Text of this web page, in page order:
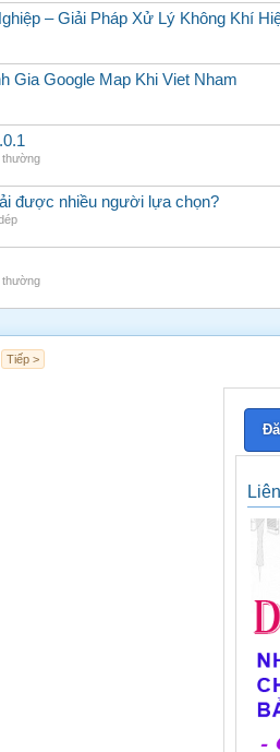
– Giải Pháp Xử Lý Không Khí
Gia Google Map Khi Viet Nham
thường
được nhiều người lựa chọn?
thường
Tiếp >